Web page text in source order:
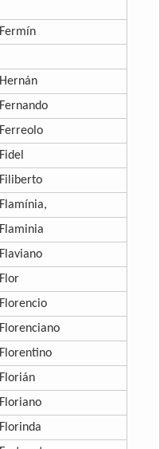
Fermín
Hernán
Fernando
Ferreolo
Fidel
Filiberto
Flamínia,
Flaminia
Flaviano
Flor
Florencio
Florenciano
Florentino
Florián
Floriano
Florinda